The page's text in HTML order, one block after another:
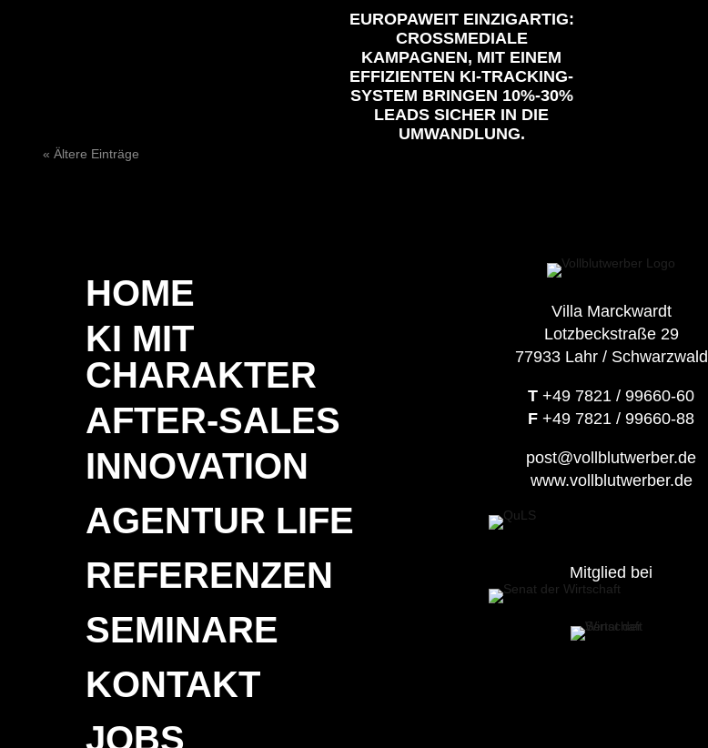
EUROPAWEIT EINZIGARTIG:
CROSSMEDIALE
KAMPAGNEN, MIT EINEM
EFFIZIENTEN KI-TRACKING-
SYSTEM BRINGEN 10%-30%
LEADS SICHER IN DIE
UMWANDLUNG.
« Ältere Einträge
HOME
KI MIT
CHARAKTER
AFTER-SALES
INNOVATION
AGENTUR LIFE
REFERENZEN
SEMINARE
KONTAKT
JOBS
Villa Marckwardt
Lotzbeckstraße 29
77933 Lahr / Schwarzwald
T +49 7821 / 99660-60
F +49 7821 / 99660-88
post@vollblutwerber.de
www.vollblutwerber.de
Mitglied bei